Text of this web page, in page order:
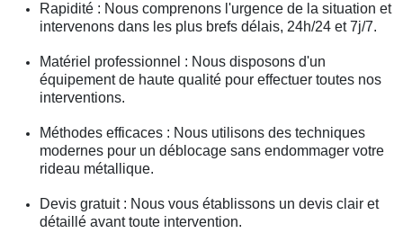
Rapidité : Nous comprenons l'urgence de la situation et
intervenons dans les plus brefs délais, 24h/24 et 7j/7.
Matériel professionnel : Nous disposons d'un
équipement de haute qualité pour effectuer toutes nos
interventions.
Méthodes efficaces : Nous utilisons des techniques
modernes pour un déblocage sans endommager votre
rideau métallique.
Devis gratuit : Nous vous établissons un devis clair et
détaillé avant toute intervention.